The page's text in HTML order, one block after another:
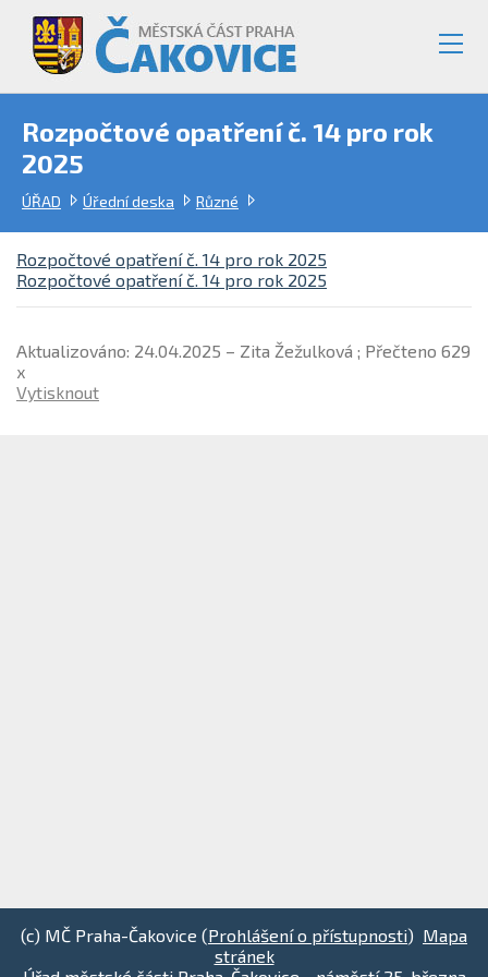
Rozpočtové opatření č. 14 pro rok
2025
ÚŘAD Úřední deska Různé
Rozpočtové opatření č. 14 pro rok 2025
Rozpočtové opatření č. 14 pro rok 2025
Aktualizováno: 24.04.2025 – Zita Žežulková ; Přečteno 629
x
Vytisknout
(c) MČ Praha-Čakovice (Prohlášení o přístupnosti) Mapa
stránek